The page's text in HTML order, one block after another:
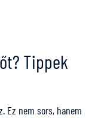
Tippek
Ez nem sors, hanem